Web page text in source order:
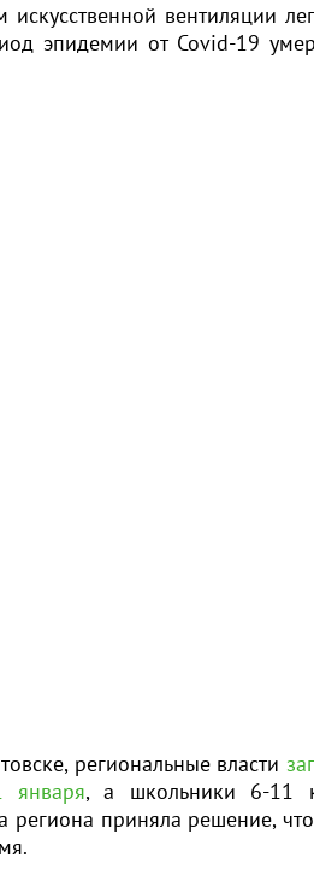
вентиляции
эпидемии от Covid-19
региональные власти
января, а школьники 6-11
региона приняла решение,